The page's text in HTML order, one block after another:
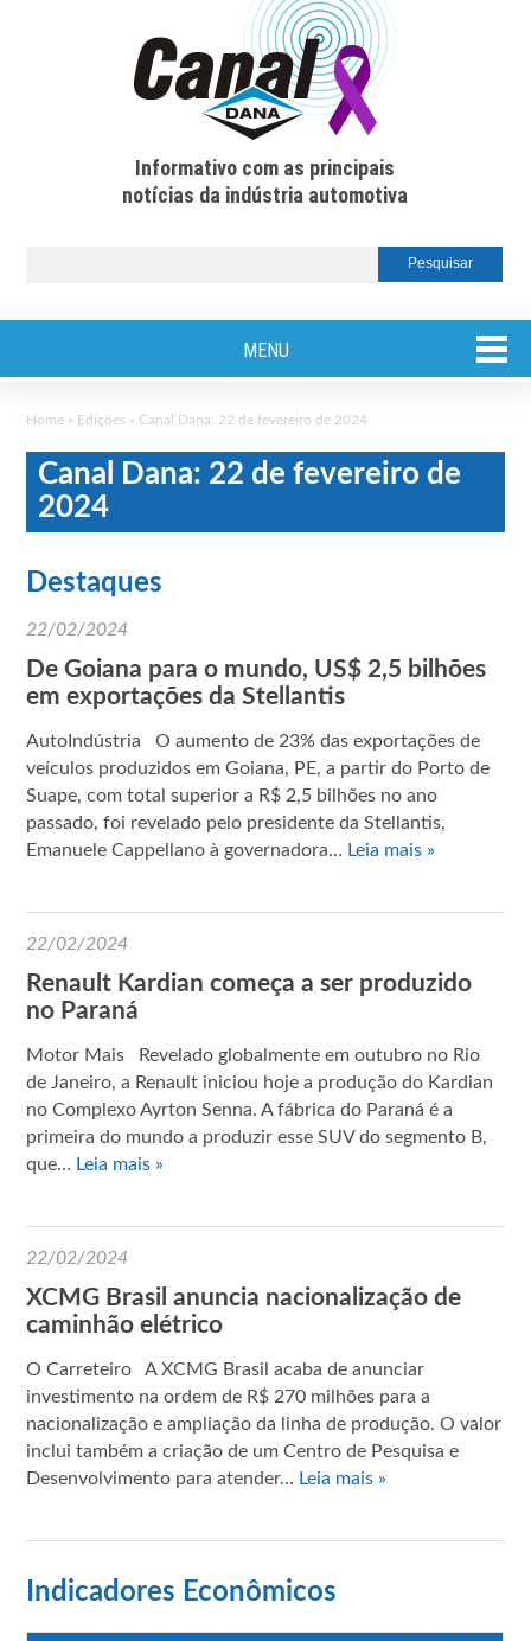
Informativo com as principais
notícias da indústria automotiva
MENU
Home » Edições » Canal Dana: 22 de fevereiro de 2024
Canal Dana: 22 de fevereiro de
2024
Destaques
22/02/2024
De Goiana para o mundo, US$ 2,5 bilhões
em exportações da Stellantis
AutoIndústria O aumento de 23% das exportações de
veículos produzidos em Goiana, PE, a partir do Porto de
Suape, com total superior a R$ 2,5 bilhões no ano
passado, foi revelado pelo presidente da Stellantis,
Emanuele Cappellano à governadora… Leia mais »
22/02/2024
Renault Kardian começa a ser produzido
no Paraná
Motor Mais Revelado globalmente em outubro no Rio
de Janeiro, a Renault iniciou hoje a produção do Kardian
no Complexo Ayrton Senna. A fábrica do Paraná é a
primeira do mundo a produzir esse SUV do segmento B,
que… Leia mais »
22/02/2024
XCMG Brasil anuncia nacionalização de
caminhão elétrico
O Carreteiro A XCMG Brasil acaba de anunciar
investimento na ordem de R$ 270 milhões para a
nacionalização e ampliação da linha de produção. O valor
inclui também a criação de um Centro de Pesquisa e
Desenvolvimento para atender… Leia mais »
Indicadores Econômicos